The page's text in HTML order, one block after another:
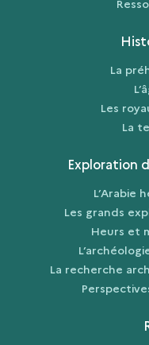
La
Les
La
Exploration
L’Arabie
Les grands
Heurs et
La recherche